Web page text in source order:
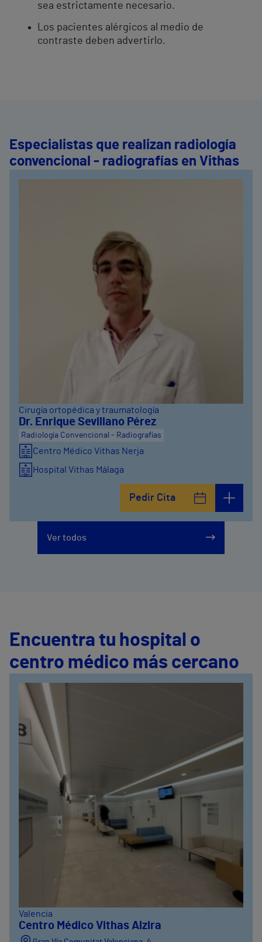
sea estrictamente necesario.
Los pacientes alérgicos al medio de
contraste deben advertirlo.
Especialistas que realizan radiología
convencional - radiografías en Vithas
Cirugía ortopédica y traumatología
Dr. Enrique Sevillano Pérez
Radiología Convencional - Radiografías
Centro Médico Vithas Nerja
Hospital Vithas Málaga
Pedir Cita
Ver todos
Encuentra tu hospital o
centro médico más cercano
Valencia
Centro Médico Vithas Alzira